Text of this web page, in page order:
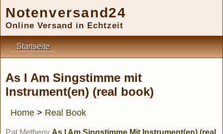
Notenversand24
Online Versand in Echtzeit
Startseite
As I Am Singstimme mit
Instrument(en) (real book)
Home > Real Book
Pat Metheny As I Am Singstimme Mit Instrument(en) (real